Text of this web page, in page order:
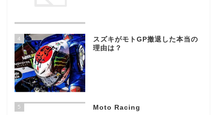
4
スズキがモトGP撤退した本当の
理由は？
5 Moto Racing